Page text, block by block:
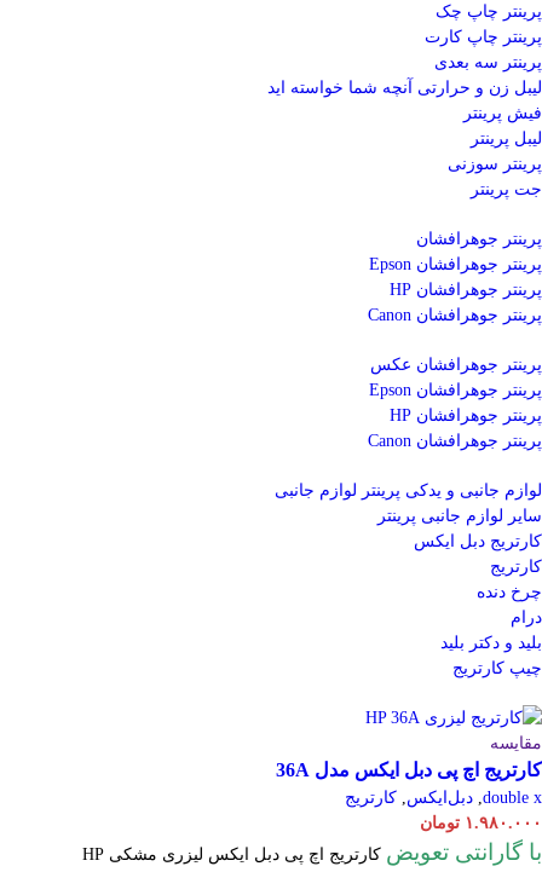
پرینتر چاپ چک
پرینتر چاپ کارت
پرینتر سه بعدی
لیبل زن و حرارتی
آنچه شما خواسته اید
فیش پرینتر
لیبل پرینتر
پرینتر سوزنی
جت پرینتر
پرینتر جوهرافشان
پرینتر جوهرافشان Epson
پرینتر جوهرافشان HP
پرینتر جوهرافشان Canon
پرینتر جوهرافشان عکس
پرینتر جوهرافشان Epson
پرینتر جوهرافشان HP
پرینتر جوهرافشان Canon
لوازم جانبی و یدکی پرینتر لوازم جانبی
سایر لوازم جانبی پرینتر
کارتریج دبل ایکس
کارتریج
چرخ دنده
درام
بلید و دکتر بلید
چیپ کارتریج
مقایسه
کارتریج اچ پی دبل ایکس مدل 36A
double x
, دبل‌ایکس, کارتریج
۱.۹۸۰.۰۰۰ تومان
با گارانتی تعویض
کارتریج اچ پی دبل ایکس لیزری مشکی HP